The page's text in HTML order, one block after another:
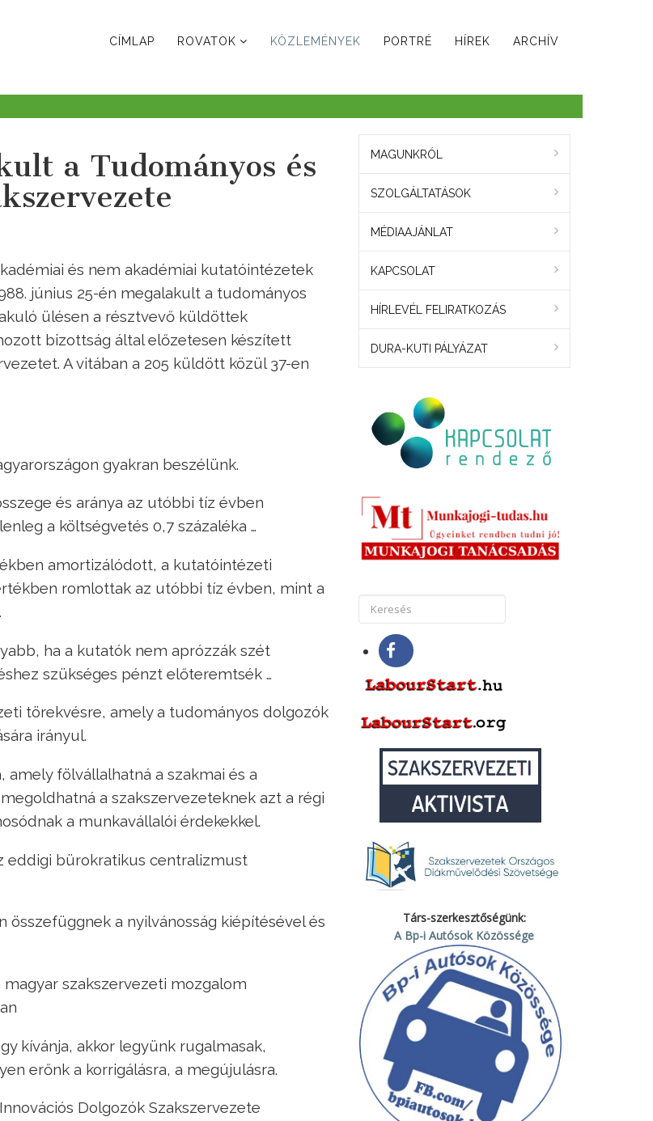
CÍMLAP ROVATOK KÖZLEMÉNYEK PORTRÉ HÍREK ARCHÍV
a Tudományos és
és nem akadémiai kutatóintézetek
június 25-én megalakult a tudományos
ülésen a résztvevő küldöttek
bizottság által előzetesen készített
A vitában a 205 küldött közül 37-en
gyakran beszélünk.
és aránya az utóbbi tíz évben
a költségvetés 0,7 százaléka …
amortizálódott, a kutatóintézeti
romlottak az utóbbi tíz évben, mint a
ha a kutatók nem aprózzák szét
szükséges pénzt előteremtsék …
törekvésre, amely a tudományos dolgozók
irányul.
fölvállalhatná a szakmai és a
a szakszervezeteknek azt a régi
a munkavállalói érdekekkel.
eddigi bürokratikus centralizmust
összefüggnek a nyilvánosság kiépítésével és
szakszervezeti mozgalom
kívánja, akkor legyünk rugalmasak,
erőnk a korrigálásra, a megújulásra.
Dolgozók Szakszervezete
MAGUNKRÓL
SZOLGÁLTATÁSOK
MÉDIAAJÁNLAT
KAPCSOLAT
HÍRLEVÉL FELIRATKOZÁS
DURA-KUTI PÁLYÁZAT
Társ-szerkesztőségünk:
A Bp-i Autósok Közössége